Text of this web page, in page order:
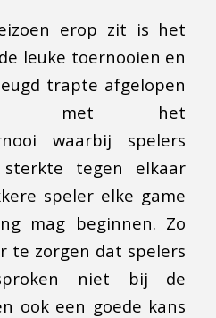
erop zit is het
leuke toernooien en
trapte afgelopen
af met het
waarbij spelers
sterkte tegen elkaar
speler elke game
mag beginnen. Zo
te zorgen dat spelers
niet bij de
ook een goede kans